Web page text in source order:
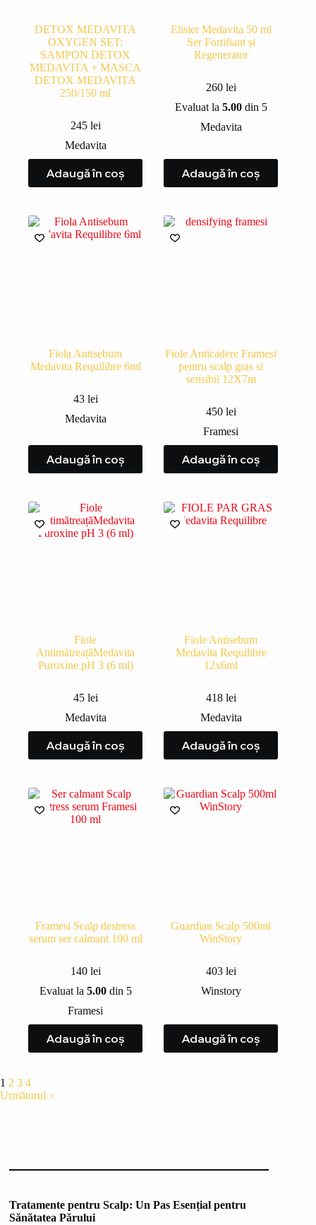
DETOX MEDAVITA
OXYGEN SET:
SAMPON DETOX
MEDAVITA + MASCA
DETOX MEDAVITA
250/150 ml
245 lei
Medavita
Adaugă în coș
Elisier Medavita 50 ml
Ser Fortifiant și
Regenerator
260 lei
Evaluat la 5.00din 5
Medavita
Adaugă în coș
Fiola Antisebum
Medavita Requilibre 6ml
43 lei
Medavita
Adaugă în coș
Fiole Anticadere Framesi
pentru scalp gras si
sensibil 12X7m
450 lei
Framesi
Adaugă în coș
Fiole
AntimătreațăMedavita
Puroxine pH 3 (6 ml)
45 lei
Medavita
Adaugă în coș
Fiole Antisebum
Medavita Requilibre
12x6ml
418 lei
Medavita
Adaugă în coș
Framesi Scalp destress
serum ser calmant 100 ml
140 lei
Evaluat la 5.00din 5
Framesi
Adaugă în coș
Guardian Scalp 500ml
WinStory
403 lei
Winstory
Adaugă în coș
1 2 3 4
Următorul
Tratamente pentru Scalp: Un Pas Esențial pentru
Sănătatea Părului